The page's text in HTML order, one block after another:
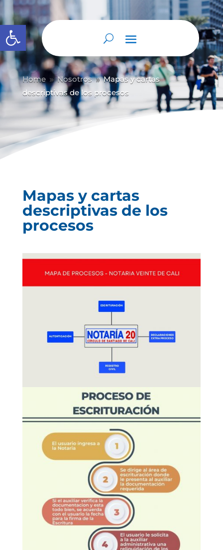
Abrir barra de herramientas
Home 9 Nosotros 9 Mapas y cartas
descriptivas de los procesos
Mapas y cartas
descriptivas de los
procesos